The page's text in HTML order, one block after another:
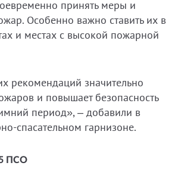
принять меры и
Особенно важно ставить их в
и местах с высокой пожарной
рекомендаций значительно
и повышает безопасность
период», – добавили в
спасательном гарнизоне.
5 ПСО